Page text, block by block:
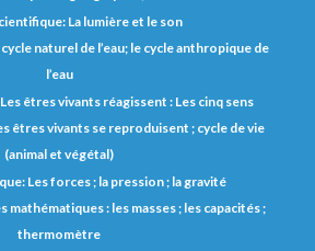
La lumière et le son
naturel de l’eau; le cycle anthropique de
l’eau
êtres vivants réagissent : Les cinq sens
êtres vivants se reproduisent ; cycle de vie
(animal et végétal)
Les forces ; la pression ; la gravité
: les masses ; les capacités ;
thermomètre